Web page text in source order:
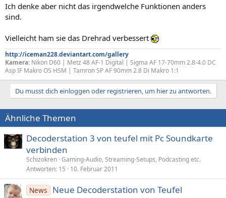
Ich denke aber nicht das irgendwelche Funktionen anders
sind.
Vielleicht ham sie das Drehrad verbessert
http://iceman228.deviantart.com/gallery
Kamera: Nikon D60 | Metz 48 AF-1 Digital | Sigma AF 17-70mm 2.8-4.0 DC
Asp IF Makro OS HSM | Tamron SP AF 90mm 2.8 Di Makro 1:1
Du musst dich einloggen oder registrieren, um hier zu antworten.
Ähnliche Themen
Decoderstation 3 von teufel mit Pc Soundkarte
verbinden
Schizokren Gaming-Audio, Streaming-Setups, Podcasting etc.
Antworten 15 10. Februar 2011
News
Neue Decoderstation von Teufel